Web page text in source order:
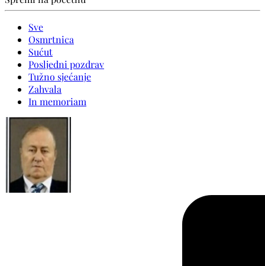
Sve
Osmrtnica
Sućut
Posljedni pozdrav
Tužno sjećanje
Zahvala
In memoriam